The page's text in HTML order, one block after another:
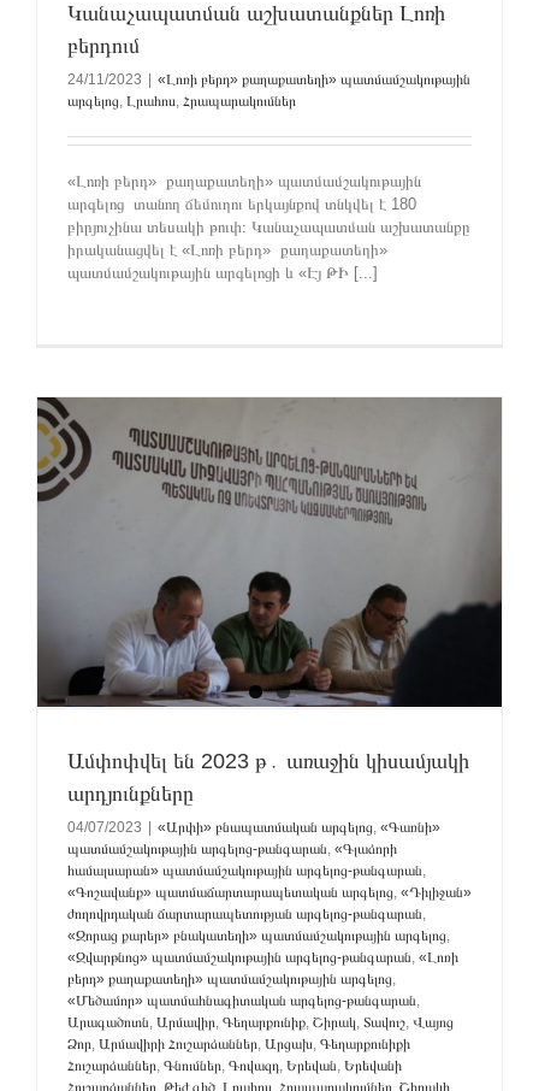
Կանաչապատման աշխատանքներ Լոռի
բերդում
24/11/2023
«Լոռի բերդ» քաղաքատեղի» պատմամշակութային
արգելոց, Լրահոս, Հրապարակումներ
«Լոռի բերդ» քաղաքատեղի» պատմամշակութային
արգելոց տանող ճեմուղու երկայնքով տնկվել է 180
բիրյուչինա տեսակի թուփ։ Կանաչապատման աշխատանքը
իրականացվել է «Լոռի բերդ» քաղաքատեղի»
պատմամշակութային արգելոցի և «Էյ ԹԻ [...]
Ամփոփվել են 2023 թ․ առաջին կիսամյակի
արդյունքները
04/07/2023 | «Արփի» բնապատմական արգելոց «Գառնի»
պատմամշակութային արգելոց-թանգարան «Գլաձորի
համալսարան» պատմամշակութային արգելոց-թանգարան
«Գոշավանք» պատմաճարտարապետական արգելոց «Դիլիջան»
ժողովրդական ճարտարապետության արգելոց-թանգարան
«Զորաց քարեր» բնակատեղի» պատմամշակութային արգելոց
«Զվարթնոց» պատմամշակութային արգելոց-թանգարան «Լոռի
բերդ» քաղաքատեղի» պատմամշակութային արգելոց
«Մեծամոր» պատմահնագիտական արգելոց-թանգարան
Արագածոտն Արմավիր Գեղարքունիք Շիրակ Տավուշ Վայոց
Ձոր Արմավիրի Հուշարձաններ Արցախ Գեղարքունիքի
Հուշարձաններ Գնումներ Գովազդ Երեվան Երեվանի
Հուշարձաններ Թեժ գիծ, Լրահոս Հրապարակումներ Շիրակի